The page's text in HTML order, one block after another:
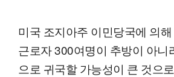
미국 조지아주 이민당국에 의
근로자 300여명이 추방이 아니
으로 귀국할 가능성이 큰 것으